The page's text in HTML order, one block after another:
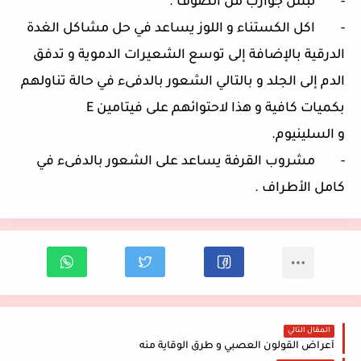
- اكل الكستناء و اللوز يساعد في حل مشاكل الغدة
الدرقية بالإضافة إلى توسع الشعيرات الدموية و تدفق
الدم إلى الجلد و بالتالي الشعور بالدفىء في حالة تناولهم
بكميات كافية و هذا لاحتوائهم على فيتامين E
و السلينيوم.
- مشروب القرفة يساعد على الشعور بالدفىء في
كامل الأطراف .
المقال التالي
أعراض القولون العصبي و طرق الوقاية منه